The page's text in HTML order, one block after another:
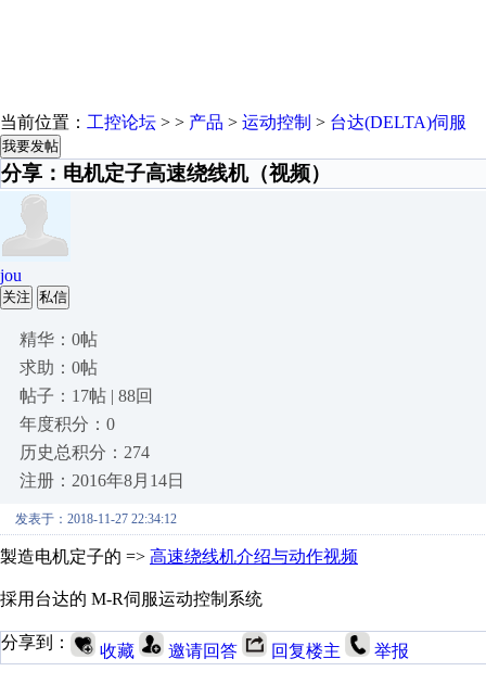
当前位置： 工控论坛 > > 产品 > 运动控制 > 台达(DELTA)伺服
我要发帖
分享：电机定子高速绕线机（视频）
jou
关注 私信
精华：0帖
求助：0帖
帖子：17帖 | 88回
年度积分：0
历史总积分：274
注册：2016年8月14日
发表于：2018-11-27 22:34:12
製造电机定子的 => 高速绕线机介绍与动作视频
採用台达的 M-R伺服运动控制系统
分享到： 收藏 邀请回答 回复楼主 举报